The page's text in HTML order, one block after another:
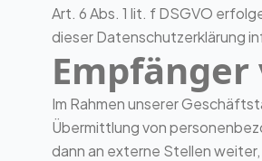
Art. 6 Abs. 1 lit. f DSGVO
dieser Datenschutzerklärung
Im Rahmen unserer
Übermittlung von
dann an externe Stellen